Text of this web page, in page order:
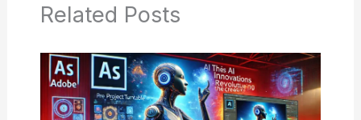
Related Posts